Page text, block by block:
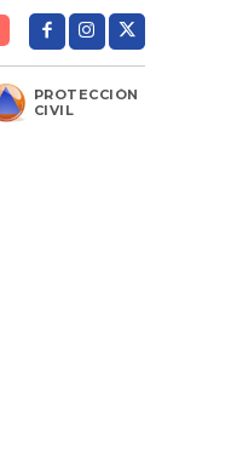
PROTECCIÓN
CIVIL